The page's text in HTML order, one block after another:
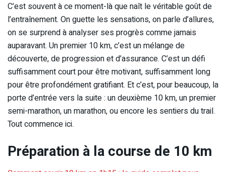
C’est souvent à ce moment-là que naît le véritable goût de
l’entraînement. On guette les sensations, on parle d’allures,
on se surprend à analyser ses progrès comme jamais
auparavant. Un premier 10 km, c’est un mélange de
découverte, de progression et d’assurance. C’est un défi
suffisamment court pour être motivant, suffisamment long
pour être profondément gratifiant. Et c’est, pour beaucoup, la
porte d’entrée vers la suite : un deuxième 10 km, un premier
semi-marathon, un marathon, ou encore les sentiers du trail.
Tout commence ici.
Préparation à la course de 10 km